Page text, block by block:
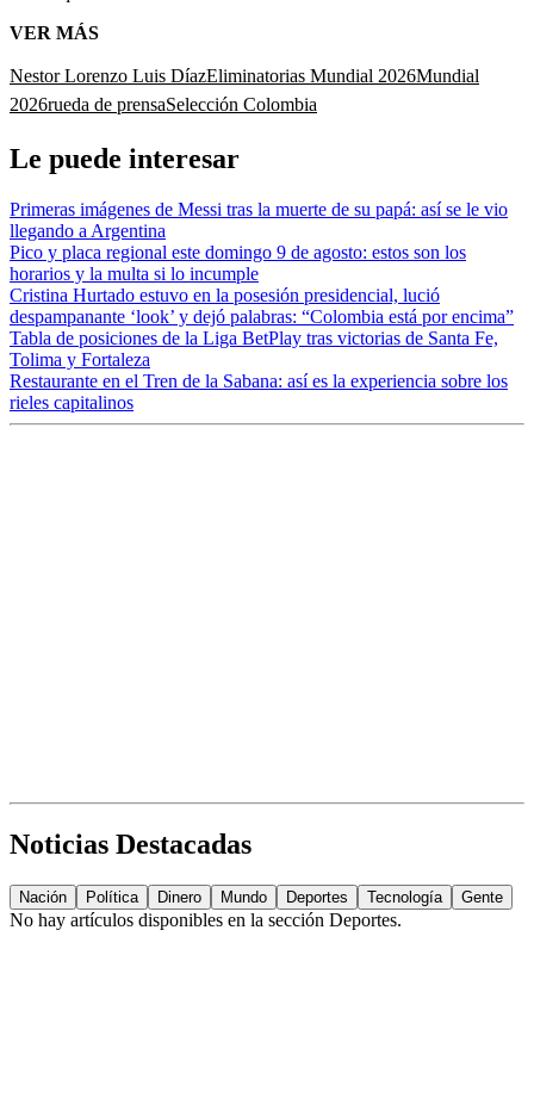
VER MÁS
Nestor Lorenzo Luis DíazEliminatorias Mundial 2026Mundial
2026rueda de prensaSelección Colombia
Le puede interesar
Primeras imágenes de Messi tras la muerte de su papá: así se le vio
llegando a Argentina
Pico y placa regional este domingo 9 de agosto: estos son los
horarios y la multa si lo incumple
Cristina Hurtado estuvo en la posesión presidencial, lució
despampanante ‘look’ y dejó palabras: “Colombia está por encima”
Tabla de posiciones de la Liga BetPlay tras victorias de Santa Fe,
Tolima y Fortaleza
Restaurante en el Tren de la Sabana: así es la experiencia sobre los
rieles capitalinos
Noticias Destacadas
Nación Política Dinero Mundo Deportes Tecnología Gente
No hay artículos disponibles en la sección Deportes.